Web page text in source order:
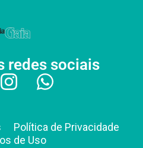
redes sociais
Política de Privacidade
de Uso